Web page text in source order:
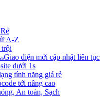
A-Z
trội
Giao diện mới cập nhật liên tục
dưới 1s
tính năng giá rẻ
tới nâng cao
An toàn, Sạch